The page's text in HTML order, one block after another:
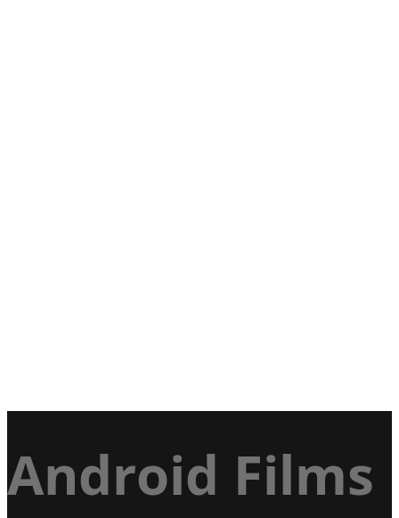
Android Films